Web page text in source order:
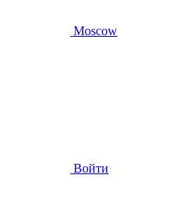
Moscow
Войти